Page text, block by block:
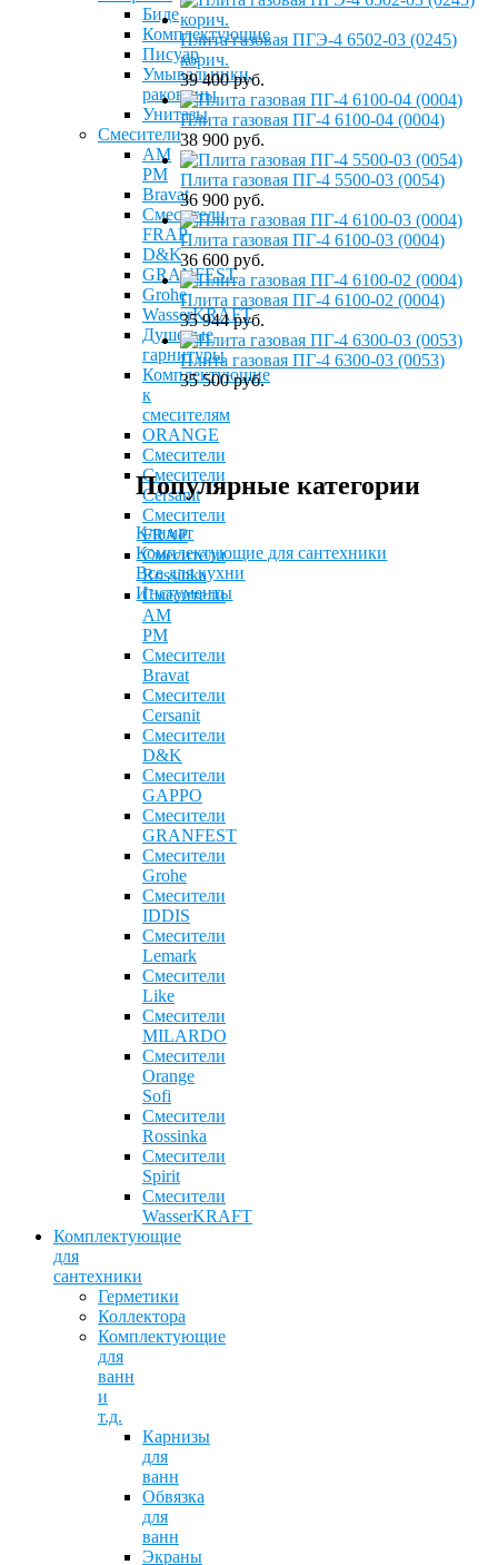
Биде
Комплектующие
Писуар
Умывальники,
раковины
Унитазы
Смесители
AM
PM
Bravat
Cмесители
FRAP
D&K
GRANFEST
Grohe
WasserKRAFT
Душевые
гарнитуры
Комплектующие
к
смесителям
ОRANGE
Смесители
Смесители
Cersanit
Смесители
FRAP
Смесители
Rossinka
Смесители
AM
PM
Смесители
Bravat
Смесители
Cersanit
Смесители
D&K
Смесители
GAPPO
Смесители
GRANFEST
Смесители
Grohe
Смесители
IDDIS
Смесители
Lemark
Смесители
Like
Смесители
MILARDO
Смесители
Orange
Sofi
Смесители
Rossinka
Смесители
Spirit
Смесители
WasserKRAFT
Комплектующие
для
сантехники
Герметики
Коллектора
Комплектующие
для
ванн
и
т.д.
Карнизы
для
ванн
Обвязка
для
ванн
Экраны
Плита газовая ПГЭ-4 6502-03 (0245)
корич.
39 400 руб.
Плита газовая ПГ-4 6100-04 (0004)
38 900 руб.
Плита газовая ПГ-4 5500-03 (0054)
36 900 руб.
Плита газовая ПГ-4 6100-03 (0004)
36 600 руб.
Плита газовая ПГ-4 6100-02 (0004)
35 944 руб.
Плита газовая ПГ-4 6300-03 (0053)
35 500 руб.
Популярные категории
Климат
Комплектующие для сантехники
Все для кухни
Инстументы